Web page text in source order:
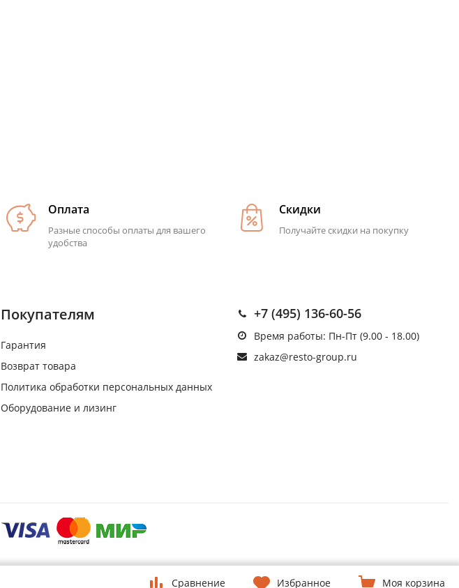
Оплата
Разные способы оплаты для вашего
удобства
Скидки
Получайте скидки на покупку
Покупателям
Гарантия
Возврат товара
Политика обработки персональных данных
Оборудование и лизинг
+7 (495) 136-60-56
Время работы: Пн-Пт (9.00 - 18.00)
zakaz@resto-group.ru
Сравнение Избранное Моя корзина